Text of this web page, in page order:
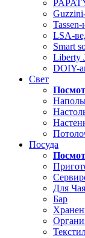
LSA-
Smart
Liberty
DOIY-
Свет
Посуда
Для
Бар